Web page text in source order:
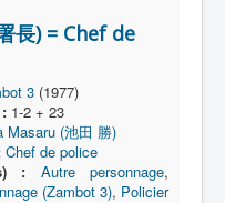
長) = Chef de
3(1977)
1-2 + 23
Masaru (池田 勝)
Chef de police
:
Autre personnage,
(Zambot 3), Policier